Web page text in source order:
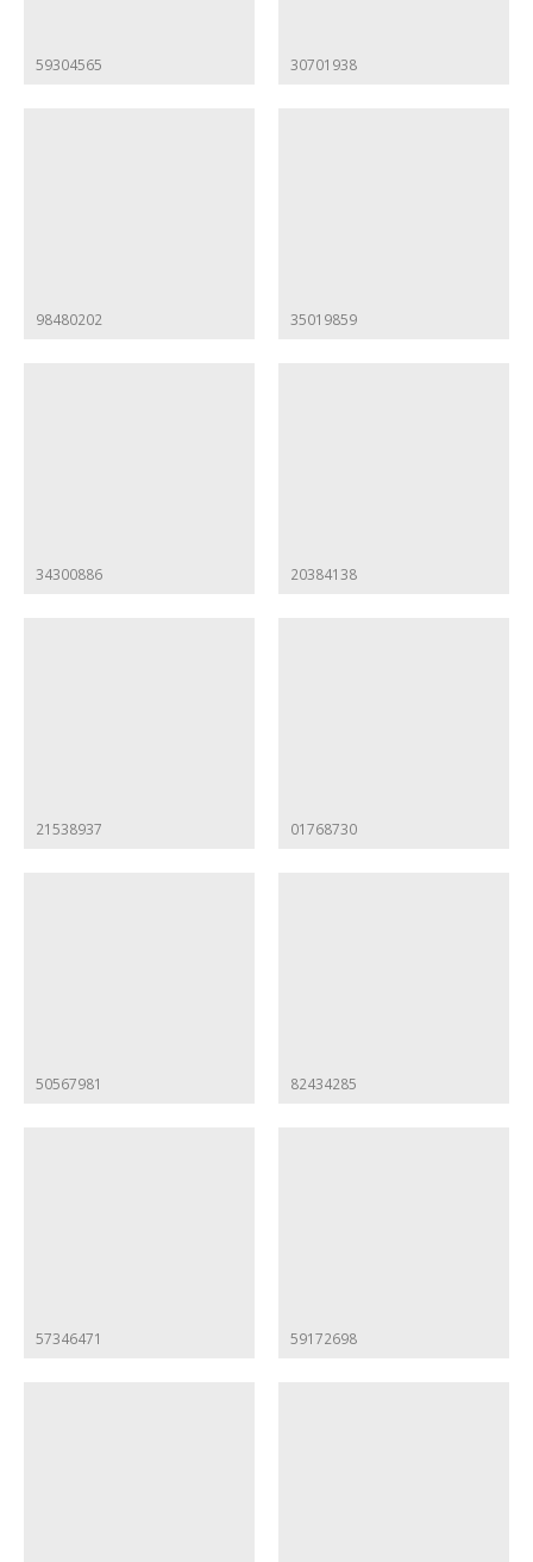
59304565 30701938
98480202 35019859
34300886 20384138
21538937 01768730
50567981 82434285
57346471 59172698